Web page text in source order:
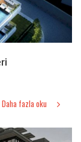
Daha fazla oku